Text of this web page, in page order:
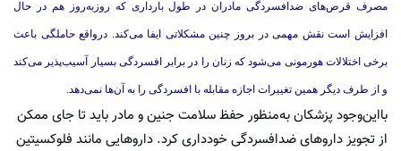
مصرف قرص‌های ضدافسردگی مادران در طول بارداری که روزبه‌روز هم در حال
افزایش است نقش مهمی در بروز چنین مشکلاتی ایفا می‌کند. درواقع حاملگی باعث
برخی اختلالات هورمونی می‌شود که زنان را در برابر افسردگی بسیار آسیب‌پذیر می‌کند
و از طرف دیگر همین تغییرات اجازه مقابله با افسردگی را به آن‌ها نمی‌دهد.
بااین‌وجود پزشکان به‌منظور حفظ سلامت جنین و مادر باید تا جای ممکن
از تجویز داروهای ضدافسردگی خودداری کرد. داروهایی مانند فلوکسیتین